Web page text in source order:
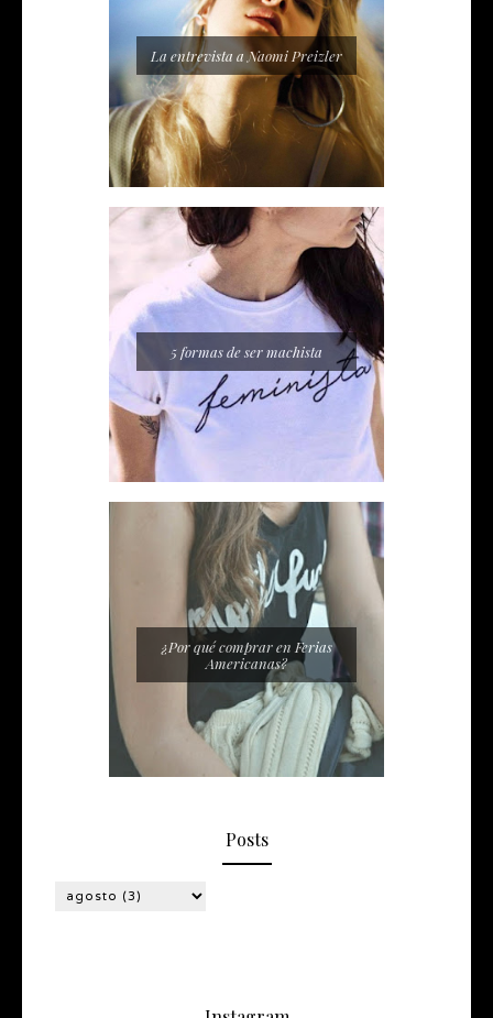
La entrevista a Naomi Preizler
5 formas de ser machista
¿Por qué comprar en Ferias
Americanas?
Posts